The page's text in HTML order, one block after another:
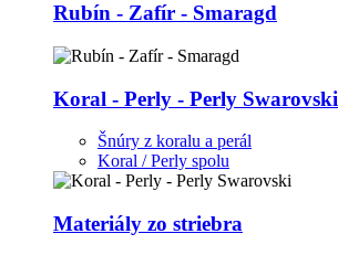
Rubín - Zafír - Smaragd
Koral - Perly - Perly Swarovski
Šnúry z koralu a perál
Koral / Perly spolu
Materiály zo striebra